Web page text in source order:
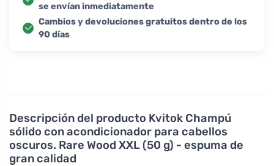
Descripción del producto Kvitok Champú
sólido con acondicionador para cabellos
oscuros. Rare Wood XXL (50 g) - espuma de
gran calidad
se envían inmediatamente
Cambios y devoluciones gratuitos dentro de los
90 días